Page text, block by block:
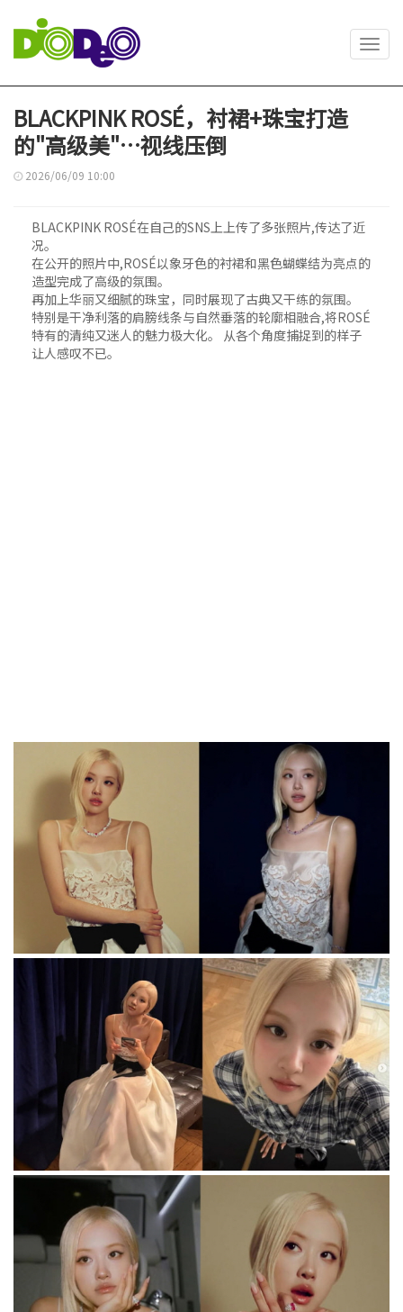
BLACKPINK ROSÉ，衬裙+珠宝打造
的"高级美"…视线压倒
2026/06/09 10:00
BLACKPINK ROSÉ在自己的SNS上上传了多张照片,传达了近
况。
在公开的照片中,ROSÉ以象牙色的衬裙和黑色蝴蝶结为亮点的
造型完成了高级的氛围。
再加上华丽又细腻的珠宝，同时展现了古典又干练的氛围。
特别是干净利落的肩膀线条与自然垂落的轮廓相融合,将ROSÉ
特有的清纯又迷人的魅力极大化。 从各个角度捕捉到的样子
让人感叹不已。